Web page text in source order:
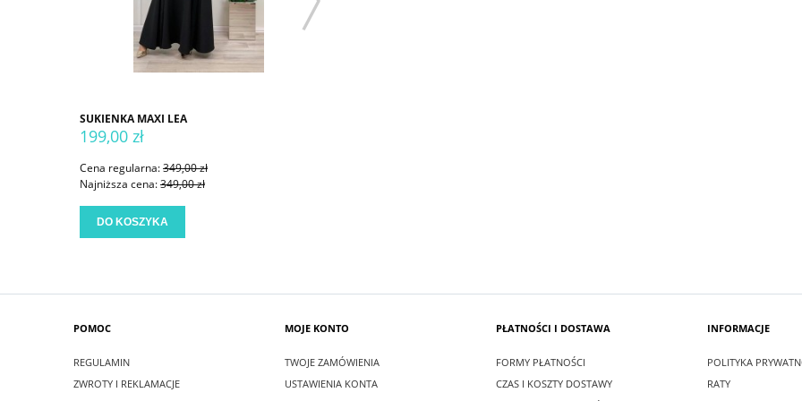
SUKIENKA MAXI LEA
199,00 zł
Cena regularna:349,00 zł
Najniższa cena:349,00 zł
DO KOSZYKA
POMOC
REGULAMIN
ZWROTY I REKLAMACJE
MOJE KONTO
TWOJE ZAMÓWIENIA
USTAWIENIA KONTA
PŁATNOŚCI I DOSTAWA
FORMY PŁATNOŚCI
CZAS I KOSZTY DOSTAWY
INFORMACJE
POLITYKA
RATY